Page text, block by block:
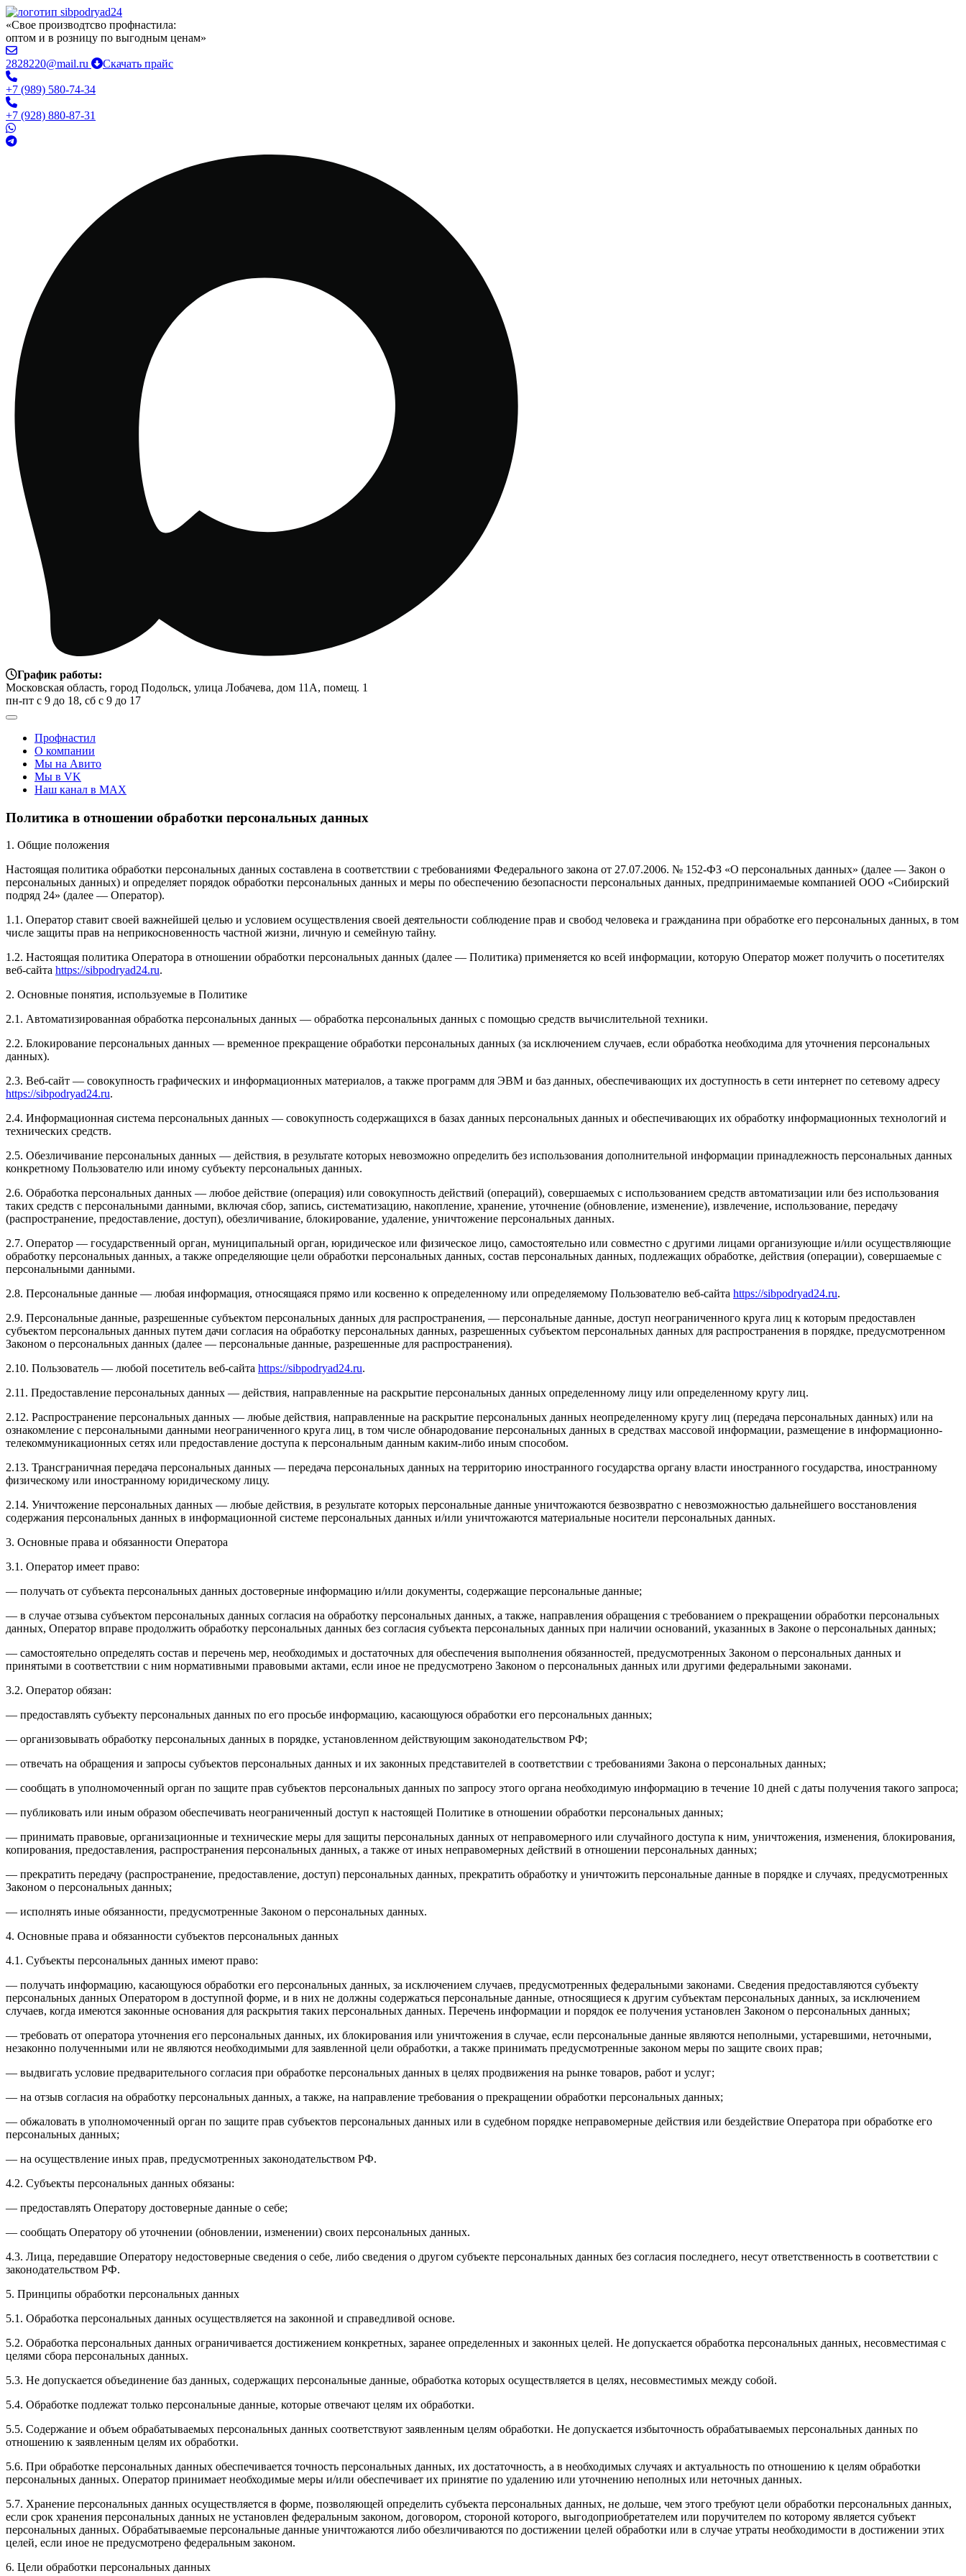
«Свое производтсво профнастила:
оптом и в розницу по выгодным ценам»
2828220@mail.ru Скачать прайс
+7 (989) 580-74-34
+7 (928) 880-87-31
График работы:
Московская область, город Подольск, улица Лобачева, дом 11А, помещ. 1
пн-пт с 9 до 18, сб с 9 до 17
Профнастил
О компании
Мы на Авито
Мы в VK
Наш канал в MAX
Политика в отношении обработки персональных данных
1. Общие положения
Настоящая политика обработки персональных данных составлена в соответствии с требованиями Федерального закона от 27.07.2006. № 152-ФЗ «О персональных данных» (далее — Закон о
персональных данных) и определяет порядок обработки персональных данных и меры по обеспечению безопасности персональных данных, предпринимаемые компанией ООО «Сибирский
подряд 24» (далее — Оператор).
1.1. Оператор ставит своей важнейшей целью и условием осуществления своей деятельности соблюдение прав и свобод человека и гражданина при обработке его персональных данных, в том
числе защиты прав на неприкосновенность частной жизни, личную и семейную тайну.
1.2. Настоящая политика Оператора в отношении обработки персональных данных (далее — Политика) применяется ко всей информации, которую Оператор может получить о посетителях
веб-сайта https://sibpodryad24.ru.
2. Основные понятия, используемые в Политике
2.1. Автоматизированная обработка персональных данных — обработка персональных данных с помощью средств вычислительной техники.
2.2. Блокирование персональных данных — временное прекращение обработки персональных данных (за исключением случаев, если обработка необходима для уточнения персональных
данных).
2.3. Веб-сайт — совокупность графических и информационных материалов, а также программ для ЭВМ и баз данных, обеспечивающих их доступность в сети интернет по сетевому адресу
https://sibpodryad24.ru.
2.4. Информационная система персональных данных — совокупность содержащихся в базах данных персональных данных и обеспечивающих их обработку информационных технологий и
технических средств.
2.5. Обезличивание персональных данных — действия, в результате которых невозможно определить без использования дополнительной информации принадлежность персональных данных
конкретному Пользователю или иному субъекту персональных данных.
2.6. Обработка персональных данных — любое действие (операция) или совокупность действий (операций), совершаемых с использованием средств автоматизации или без использования
таких средств с персональными данными, включая сбор, запись, систематизацию, накопление, хранение, уточнение (обновление, изменение), извлечение, использование, передачу
(распространение, предоставление, доступ), обезличивание, блокирование, удаление, уничтожение персональных данных.
2.7. Оператор — государственный орган, муниципальный орган, юридическое или физическое лицо, самостоятельно или совместно с другими лицами организующие и/или осуществляющие
обработку персональных данных, а также определяющие цели обработки персональных данных, состав персональных данных, подлежащих обработке, действия (операции), совершаемые с
персональными данными.
2.8. Персональные данные — любая информация, относящаяся прямо или косвенно к определенному или определяемому Пользователю веб-сайта https://sibpodryad24.ru.
2.9. Персональные данные, разрешенные субъектом персональных данных для распространения, — персональные данные, доступ неограниченного круга лиц к которым предоставлен
субъектом персональных данных путем дачи согласия на обработку персональных данных, разрешенных субъектом персональных данных для распространения в порядке, предусмотренном
Законом о персональных данных (далее — персональные данные, разрешенные для распространения).
2.10. Пользователь — любой посетитель веб-сайта https://sibpodryad24.ru.
2.11. Предоставление персональных данных — действия, направленные на раскрытие персональных данных определенному лицу или определенному кругу лиц.
2.12. Распространение персональных данных — любые действия, направленные на раскрытие персональных данных неопределенному кругу лиц (передача персональных данных) или на
ознакомление с персональными данными неограниченного круга лиц, в том числе обнародование персональных данных в средствах массовой информации, размещение в информационно-
телекоммуникационных сетях или предоставление доступа к персональным данным каким-либо иным способом.
2.13. Трансграничная передача персональных данных — передача персональных данных на территорию иностранного государства органу власти иностранного государства, иностранному
физическому или иностранному юридическому лицу.
2.14. Уничтожение персональных данных — любые действия, в результате которых персональные данные уничтожаются безвозвратно с невозможностью дальнейшего восстановления
содержания персональных данных в информационной системе персональных данных и/или уничтожаются материальные носители персональных данных.
3. Основные права и обязанности Оператора
3.1. Оператор имеет право:
— получать от субъекта персональных данных достоверные информацию и/или документы, содержащие персональные данные;
— в случае отзыва субъектом персональных данных согласия на обработку персональных данных, а также, направления обращения с требованием о прекращении обработки персональных
данных, Оператор вправе продолжить обработку персональных данных без согласия субъекта персональных данных при наличии оснований, указанных в Законе о персональных данных;
— самостоятельно определять состав и перечень мер, необходимых и достаточных для обеспечения выполнения обязанностей, предусмотренных Законом о персональных данных и
принятыми в соответствии с ним нормативными правовыми актами, если иное не предусмотрено Законом о персональных данных или другими федеральными законами.
3.2. Оператор обязан:
— предоставлять субъекту персональных данных по его просьбе информацию, касающуюся обработки его персональных данных;
— организовывать обработку персональных данных в порядке, установленном действующим законодательством РФ;
— отвечать на обращения и запросы субъектов персональных данных и их законных представителей в соответствии с требованиями Закона о персональных данных;
— сообщать в уполномоченный орган по защите прав субъектов персональных данных по запросу этого органа необходимую информацию в течение 10 дней с даты получения такого запроса;
— публиковать или иным образом обеспечивать неограниченный доступ к настоящей Политике в отношении обработки персональных данных;
— принимать правовые, организационные и технические меры для защиты персональных данных от неправомерного или случайного доступа к ним, уничтожения, изменения, блокирования,
копирования, предоставления, распространения персональных данных, а также от иных неправомерных действий в отношении персональных данных;
— прекратить передачу (распространение, предоставление, доступ) персональных данных, прекратить обработку и уничтожить персональные данные в порядке и случаях, предусмотренных
Законом о персональных данных;
— исполнять иные обязанности, предусмотренные Законом о персональных данных.
4. Основные права и обязанности субъектов персональных данных
4.1. Субъекты персональных данных имеют право:
— получать информацию, касающуюся обработки его персональных данных, за исключением случаев, предусмотренных федеральными законами. Сведения предоставляются субъекту
персональных данных Оператором в доступной форме, и в них не должны содержаться персональные данные, относящиеся к другим субъектам персональных данных, за исключением
случаев, когда имеются законные основания для раскрытия таких персональных данных. Перечень информации и порядок ее получения установлен Законом о персональных данных;
— требовать от оператора уточнения его персональных данных, их блокирования или уничтожения в случае, если персональные данные являются неполными, устаревшими, неточными,
незаконно полученными или не являются необходимыми для заявленной цели обработки, а также принимать предусмотренные законом меры по защите своих прав;
— выдвигать условие предварительного согласия при обработке персональных данных в целях продвижения на рынке товаров, работ и услуг;
— на отзыв согласия на обработку персональных данных, а также, на направление требования о прекращении обработки персональных данных;
— обжаловать в уполномоченный орган по защите прав субъектов персональных данных или в судебном порядке неправомерные действия или бездействие Оператора при обработке его
персональных данных;
— на осуществление иных прав, предусмотренных законодательством РФ.
4.2. Субъекты персональных данных обязаны:
— предоставлять Оператору достоверные данные о себе;
— сообщать Оператору об уточнении (обновлении, изменении) своих персональных данных.
4.3. Лица, передавшие Оператору недостоверные сведения о себе, либо сведения о другом субъекте персональных данных без согласия последнего, несут ответственность в соответствии с
законодательством РФ.
5. Принципы обработки персональных данных
5.1. Обработка персональных данных осуществляется на законной и справедливой основе.
5.2. Обработка персональных данных ограничивается достижением конкретных, заранее определенных и законных целей. Не допускается обработка персональных данных, несовместимая с
целями сбора персональных данных.
5.3. Не допускается объединение баз данных, содержащих персональные данные, обработка которых осуществляется в целях, несовместимых между собой.
5.4. Обработке подлежат только персональные данные, которые отвечают целям их обработки.
5.5. Содержание и объем обрабатываемых персональных данных соответствуют заявленным целям обработки. Не допускается избыточность обрабатываемых персональных данных по
отношению к заявленным целям их обработки.
5.6. При обработке персональных данных обеспечивается точность персональных данных, их достаточность, а в необходимых случаях и актуальность по отношению к целям обработки
персональных данных. Оператор принимает необходимые меры и/или обеспечивает их принятие по удалению или уточнению неполных или неточных данных.
5.7. Хранение персональных данных осуществляется в форме, позволяющей определить субъекта персональных данных, не дольше, чем этого требуют цели обработки персональных данных,
если срок хранения персональных данных не установлен федеральным законом, договором, стороной которого, выгодоприобретателем или поручителем по которому является субъект
персональных данных. Обрабатываемые персональные данные уничтожаются либо обезличиваются по достижении целей обработки или в случае утраты необходимости в достижении этих
целей, если иное не предусмотрено федеральным законом.
6. Цели обработки персональных данных